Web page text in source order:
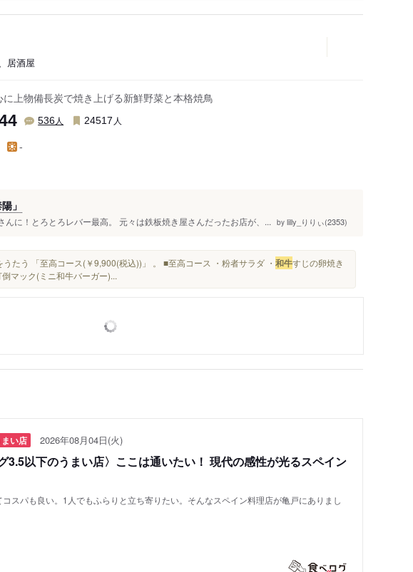
居酒屋
上物備長炭で焼き上げる新鮮野菜と本格焼鳥
536人 24517 人
-
」
んに！とろとろレバー最高。 元々は鉄板焼き屋さんだったお店が、... by lilly_りりぃ(2353)
たう 「至高コース(￥9,900(税込))」 。 ■至高コース ・粉者サラダ ・ 和牛すじの卵焼き
マック(ミニ和牛バーガー)...
い店 2026年08月04日(火)
3.5以下のうまい店〉ここは通いたい！ 現代の感性が光るスペイン
コスパも良い。1人でもふらりと立ち寄りたい。そんなスペイン料理店が亀戸にありまし